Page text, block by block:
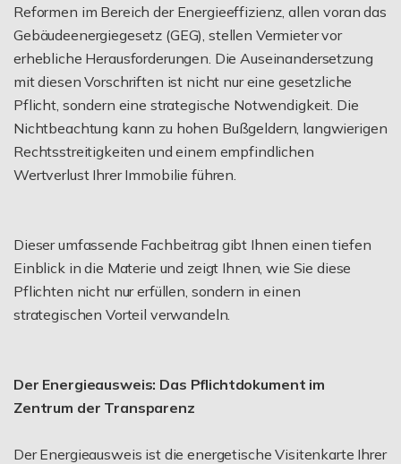
Reformen im Bereich der Energieeffizienz, allen voran das
Gebäudeenergiegesetz (GEG), stellen Vermieter vor
erhebliche Herausforderungen. Die Auseinandersetzung
mit diesen Vorschriften ist nicht nur eine gesetzliche
Pflicht, sondern eine strategische Notwendigkeit. Die
Nichtbeachtung kann zu hohen Bußgeldern, langwierigen
Rechtsstreitigkeiten und einem empfindlichen
Wertverlust Ihrer Immobilie führen.
Dieser umfassende Fachbeitrag gibt Ihnen einen tiefen
Einblick in die Materie und zeigt Ihnen, wie Sie diese
Pflichten nicht nur erfüllen, sondern in einen
strategischen Vorteil verwandeln.
Der Energieausweis: Das Pflichtdokument im
Zentrum der Transparenz
Der Energieausweis ist die energetische Visitenkarte Ihrer